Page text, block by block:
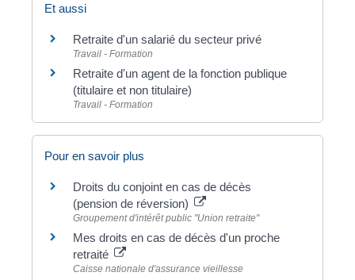
Et aussi
Retraite d'un salarié du secteur privé
Travail - Formation
Retraite d'un agent de la fonction publique
(titulaire et non titulaire)
Travail - Formation
Pour en savoir plus
Droits du conjoint en cas de décès
(pension de réversion)
Groupement d'intérêt public "Union retraite"
Mes droits en cas de décès d'un proche
retraité
Caisse nationale d'assurance vieillesse